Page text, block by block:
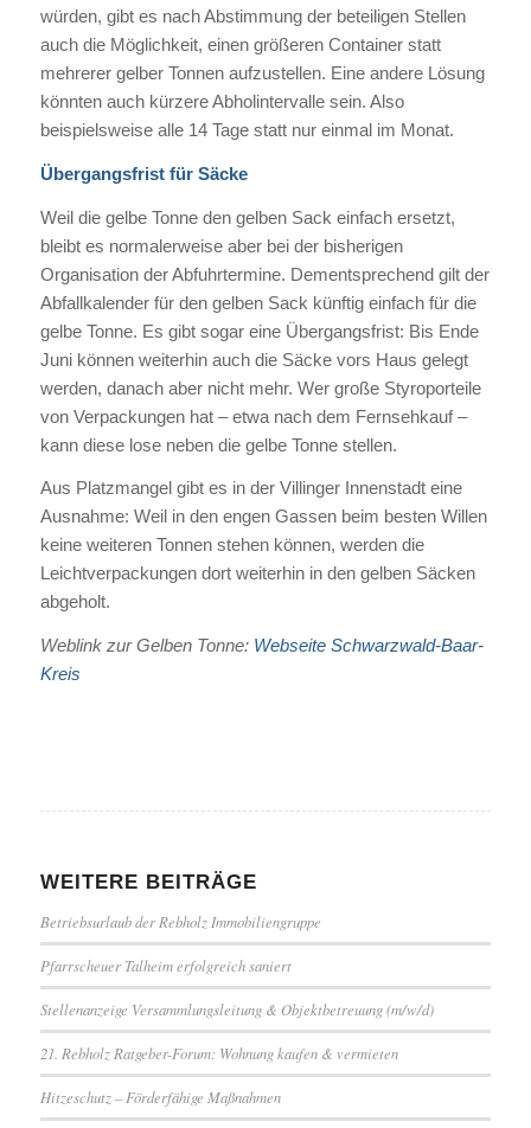
würden, gibt es nach Abstimmung der beteiligen Stellen
auch die Möglichkeit, einen größeren Container statt
mehrerer gelber Tonnen aufzustellen. Eine andere Lösung
könnten auch kürzere Abholintervalle sein. Also
beispielsweise alle 14 Tage statt nur einmal im Monat.
Übergangsfrist für Säcke
Weil die gelbe Tonne den gelben Sack einfach ersetzt,
bleibt es normalerweise aber bei der bisherigen
Organisation der Abfuhrtermine. Dementsprechend gilt der
Abfallkalender für den gelben Sack künftig einfach für die
gelbe Tonne. Es gibt sogar eine Übergangsfrist: Bis Ende
Juni können weiterhin auch die Säcke vors Haus gelegt
werden, danach aber nicht mehr. Wer große Styroporteile
von Verpackungen hat – etwa nach dem Fernsehkauf –
kann diese lose neben die gelbe Tonne stellen.
Aus Platzmangel gibt es in der Villinger Innenstadt eine
Ausnahme: Weil in den engen Gassen beim besten Willen
keine weiteren Tonnen stehen können, werden die
Leichtverpackungen dort weiterhin in den gelben Säcken
abgeholt.
Weblink zur Gelben Tonne: Webseite Schwarzwald-Baar-
Kreis
WEITERE BEITRÄGE
Betriebsurlaub der Rebholz Immobiliengruppe
Pfarrscheuer Talheim erfolgreich saniert
Stellenanzeige Versammlungsleitung & Objektbetreuung (m/w/d)
21. Rebholz Ratgeber-Forum: Wohnung kaufen & vermieten
Hitzeschutz – Förderfähige Maßnahmen